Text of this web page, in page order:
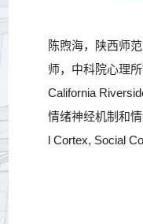
陈煦海，陕西师
师，中科院心理
California
情绪神经机制和
l Cortex, Social
nce, Educational
ducational